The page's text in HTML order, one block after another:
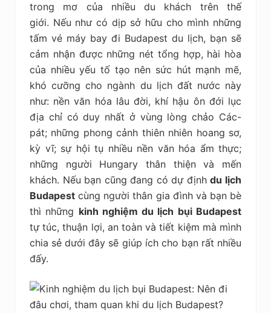
trong mơ của nhiều du khách trên thế
giới. Nếu như có dịp sở hữu cho mình những
tấm vé máy bay đi Budapest du lịch, bạn sẽ
cảm nhận được những nét tổng hợp, hài hòa
của nhiều yếu tố tạo nên sức hút mạnh mẽ,
khó cưỡng cho ngành du lịch đất nước này
như: nền văn hóa lâu đời, khí hậu ôn đới lục
địa chỉ có duy nhất ở vùng lòng chảo Các-
pát; những phong cảnh thiên nhiên hoang sơ,
kỳ vĩ; sự hội tụ nhiều nền văn hóa ẩm thực;
những người Hungary thân thiện và mến
khách. Nếu bạn cũng đang có dự địnhdu lịch
Budapest cùng người thân gia đình và bạn bè
thì những kinh nghiệm du lịch bụi Budapest
tự túc, thuận lợi, an toàn và tiết kiệm mà mình
chia sẻ dưới đây sẽ giúp ích cho bạn rất nhiều
đấy.